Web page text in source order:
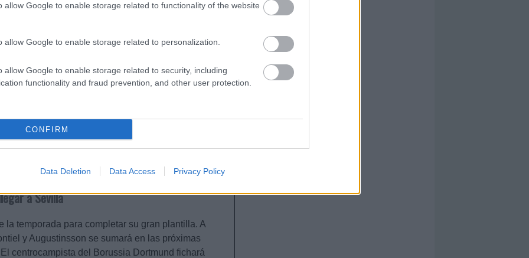
allow Google to enable storage related to functionality of the website
allow Google to enable storage related to personalization.
allow Google to enable storage related to security, including
functionality and fraud prevention, and other user protection.
CONFIRM
Data Deletion Data Access Privacy Policy
no será el último movimiento del club presidido
banda (De Frutos es el objetivo) y un central a la
y Arambarri.
nuevo fichaje del Sevilla
oficializó ayer la contratación de Gonzalo Montiel por
a Sevilla
la temporada para completar su gran plantilla. A
y Augustinsson se sumará en las próximas
centrocampista del Borussia Dortmund fichará